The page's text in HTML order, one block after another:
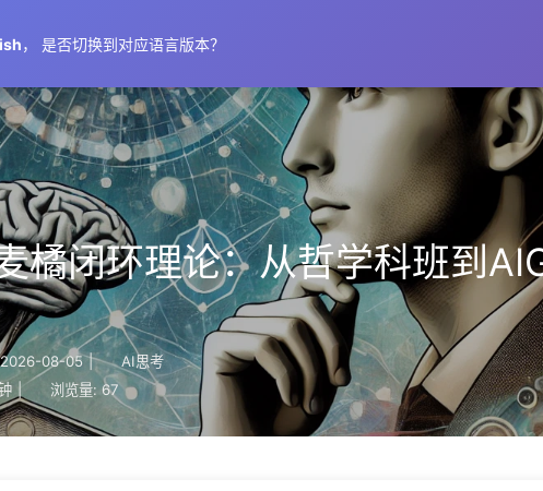
， 是否切换到对应语言版本？
橘闭环理论：从哲学科班到
2026-08-05 |
AI思考
浏览量: 67